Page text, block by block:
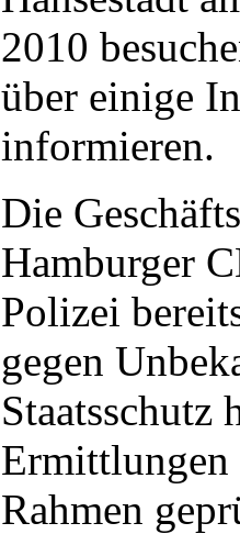
2010
über einige
informieren.
Die
Hamburger
Polizei
gegen
Staatsschutz
Ermittlungen
Rahmen